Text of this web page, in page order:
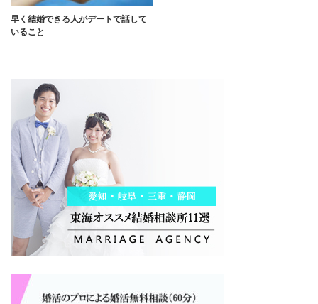
早く結婚できる人がデートで話して
いること